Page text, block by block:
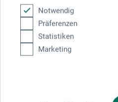
Notwendig
Präferenzen
Statistiken
Marketing
Ausgezeichnet sicher